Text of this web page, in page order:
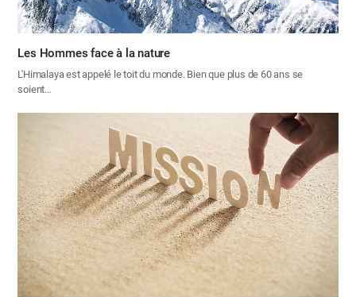
Les Hommes face à la nature
L'Himalaya est appelé le toit du monde. Bien que plus de 60 ans se
soient…